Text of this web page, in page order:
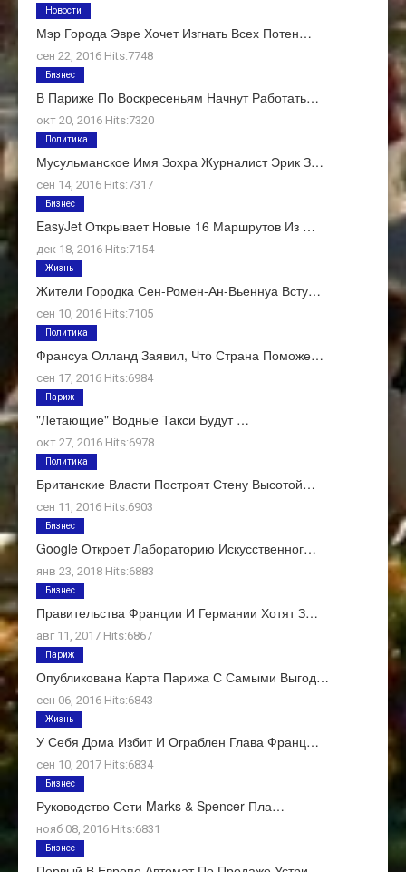
Мэр Города Эвре Хочет Изгнать Всех Потен…
сен 22, 2016 Hits:7748
Новости
В Париже По Воскресеньям Начнут Работать…
окт 20, 2016 Hits:7320
Бизнес
Мусульманское Имя Зохра Журналист Эрик З…
сен 14, 2016 Hits:7317
Политика
EasyJet Открывает Новые 16 Маршрутов Из …
дек 18, 2016 Hits:7154
Бизнес
Жители Городка Сен-Ромен-Ан-Вьеннуа Всту…
сен 10, 2016 Hits:7105
Жизнь
Франсуа Олланд Заявил, Что Страна Поможе…
сен 17, 2016 Hits:6984
Политика
"Летающие" Водные Такси Будут …
окт 27, 2016 Hits:6978
Париж
Британские Власти Построят Стену Высотой…
сен 11, 2016 Hits:6903
Политика
Google Откроет Лабораторию Искусственног…
янв 23, 2018 Hits:6883
Бизнес
Правительства Франции И Германии Хотят З…
авг 11, 2017 Hits:6867
Бизнес
Опубликована Карта Парижа С Самыми Выгод…
сен 06, 2016 Hits:6843
Париж
У Себя Дома Избит И Ограблен Глава Франц…
сен 10, 2017 Hits:6834
Жизнь
Руководство Сети Marks & Spencer Пла…
нояб 08, 2016 Hits:6831
Бизнес
Бизнес